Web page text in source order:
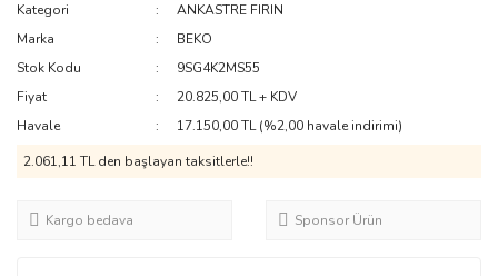
Kategori
ANKASTRE FIRIN
Marka
BEKO
Stok Kodu
9SG4K2MS55
Fiyat
20.825,00 TL + KDV
Havale
17.150,00 TL (%2,00 havale indirimi)
2.061,11 TL den başlayan taksitlerle!!
Kargo bedava Sponsor Ürün